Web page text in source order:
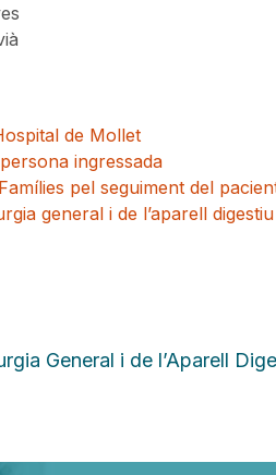
de Mollet
ingressada
pel seguiment del
general i de l’aparell digestiu
General i de l’Aparell